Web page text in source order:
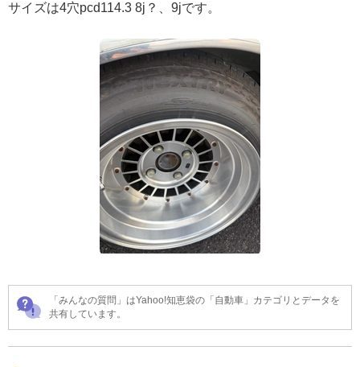
サイズは4穴pcd114.3 8j？、9jです。
「みんなの質問」はYahoo!知恵袋の「自動車」カテゴリとデータを
共有しています。